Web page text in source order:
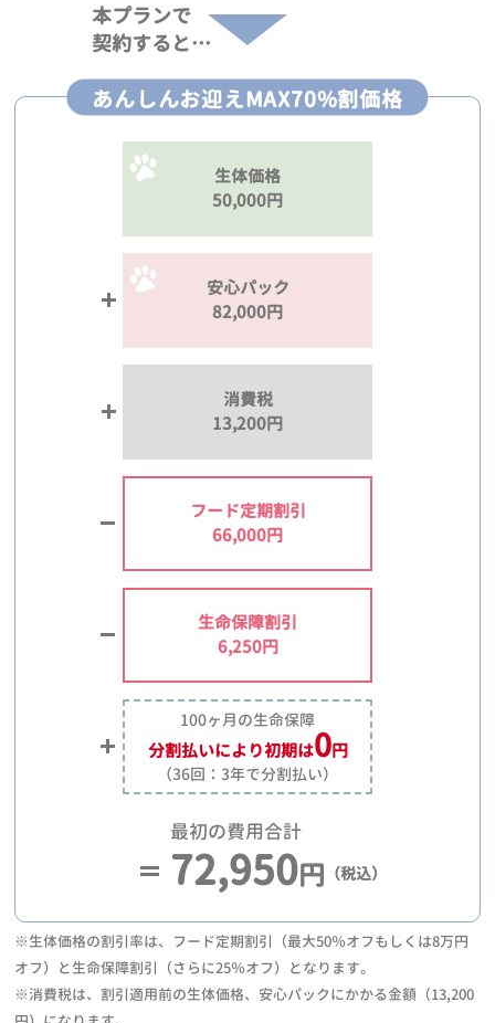
本プランで
契約すると…
あんしんお迎えMAX70%割価格
生体価格
50,000円
安心パック
82,000円
消費税
13,200円
フード定期割引
66,000円
生命保障割引
6,250円
100ヶ月の生命保障
分割払いにより初期は0円
（36回：3年で分割払い）
最初の費用合計
72,950円 （税込）
※生体価格の割引率は、フード定期割引（最大50％オフもしくは8万円
オフ）と生命保障割引（さらに25％オフ）となります。
※消費税は、割引適用前の生体価格、安心パックにかかる金額（13,200